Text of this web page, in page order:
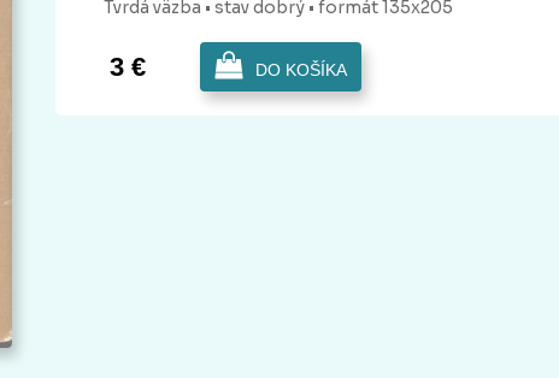
Tvrdá väzba • stav dobrý • formát 135x205
3 € DO KOŠÍKA